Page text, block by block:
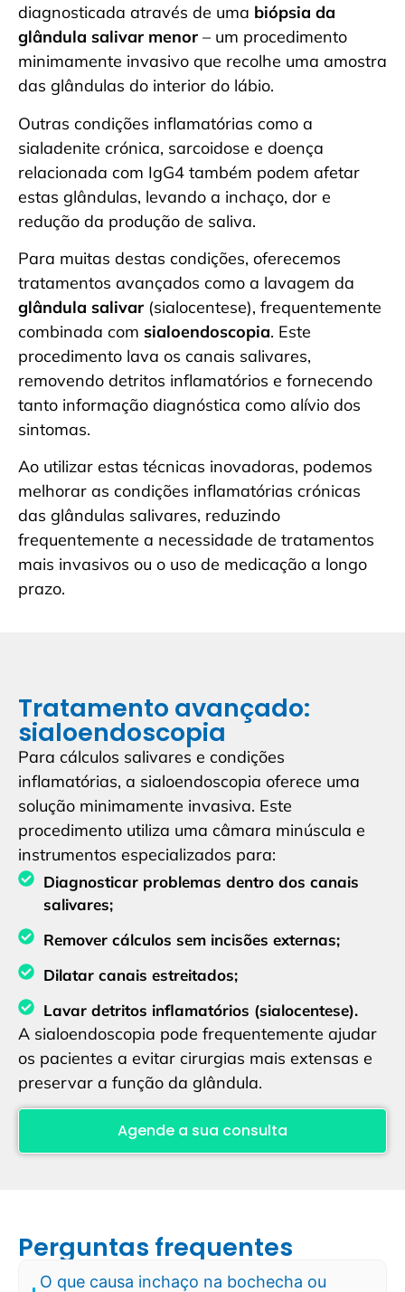
diagnosticada através de uma biópsia da
glândula salivar menor – um procedimento
minimamente invasivo que recolhe uma amostra
das glândulas do interior do lábio.
Outras condições inflamatórias como a
sialadenite crónica, sarcoidose e doença
relacionada com IgG4 também podem afetar
estas glândulas, levando a inchaço, dor e
redução da produção de saliva.
Para muitas destas condições, oferecemos
tratamentos avançados como a lavagem da
glândula salivar (sialocentese), frequentemente
combinada com sialoendoscopia. Este
procedimento lava os canais salivares,
removendo detritos inflamatórios e fornecendo
tanto informação diagnóstica como alívio dos
sintomas.
Ao utilizar estas técnicas inovadoras, podemos
melhorar as condições inflamatórias crónicas
das glândulas salivares, reduzindo
frequentemente a necessidade de tratamentos
mais invasivos ou o uso de medicação a longo
prazo.
Tratamento avançado:
sialoendoscopia
Para cálculos salivares e condições
inflamatórias, a sialoendoscopia oferece uma
solução minimamente invasiva. Este
procedimento utiliza uma câmara minúscula e
instrumentos especializados para:
Diagnosticar problemas dentro dos canais
salivares;
Remover cálculos sem incisões externas;
Dilatar canais estreitados;
Lavar detritos inflamatórios (sialocentese).
A sialoendoscopia pode frequentemente ajudar
os pacientes a evitar cirurgias mais extensas e
preservar a função da glândula.
Agende a sua consulta
Perguntas frequentes
O que causa inchaço na bochecha ou